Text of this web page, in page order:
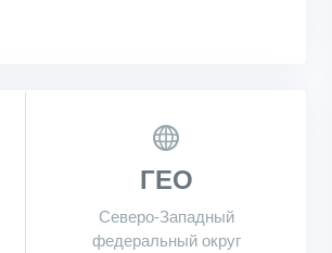
ГЕО
Северо-Западный
федеральный округ